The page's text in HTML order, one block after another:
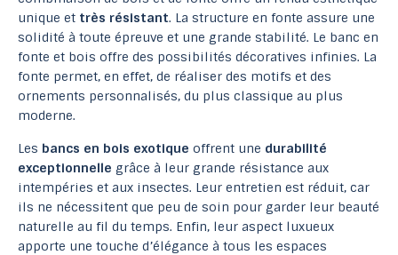
unique et très résistant. La structure en fonte assure une
solidité à toute épreuve et une grande stabilité. Le banc en
fonte et bois offre des possibilités décoratives infinies. La
fonte permet, en effet, de réaliser des motifs et des
ornements personnalisés, du plus classique au plus
moderne.
Les bancs en bois exotique offrent une durabilité
exceptionnelle grâce à leur grande résistance aux
intempéries et aux insectes. Leur entretien est réduit, car
ils ne nécessitent que peu de soin pour garder leur beauté
naturelle au fil du temps. Enfin, leur aspect luxueux
apporte une touche d’élégance à tous les espaces